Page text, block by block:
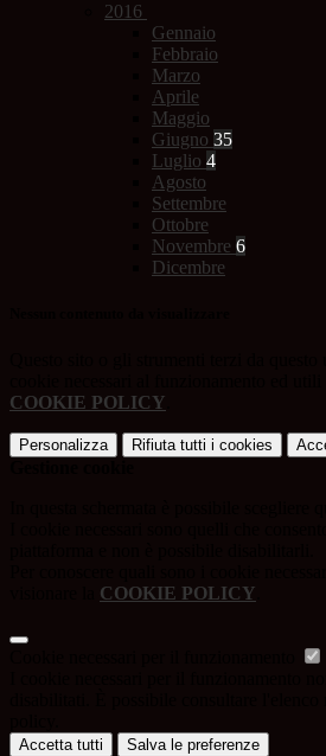
2016
Gennaio
Febbraio
Marzo
Aprile
Maggio
Giugno 35
Luglio 4
Agosto
Settembre
Ottobre
Novembre 6
Dicembre
COOKIE POLICY
Personalizza Rifiuta tutti i cookies
COOKIE POLICY
Accetta tutti Salva le preferenze